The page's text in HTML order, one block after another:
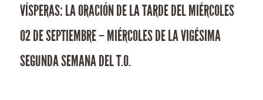
VÍSPERAS: LA ORACIÓN DE LA TARDE DEL MIÉRCOLES
02 DE SEPTIEMBRE – MIÉRCOLES DE LA VIGÉSIMA
SEGUNDA SEMANA DEL T.O.